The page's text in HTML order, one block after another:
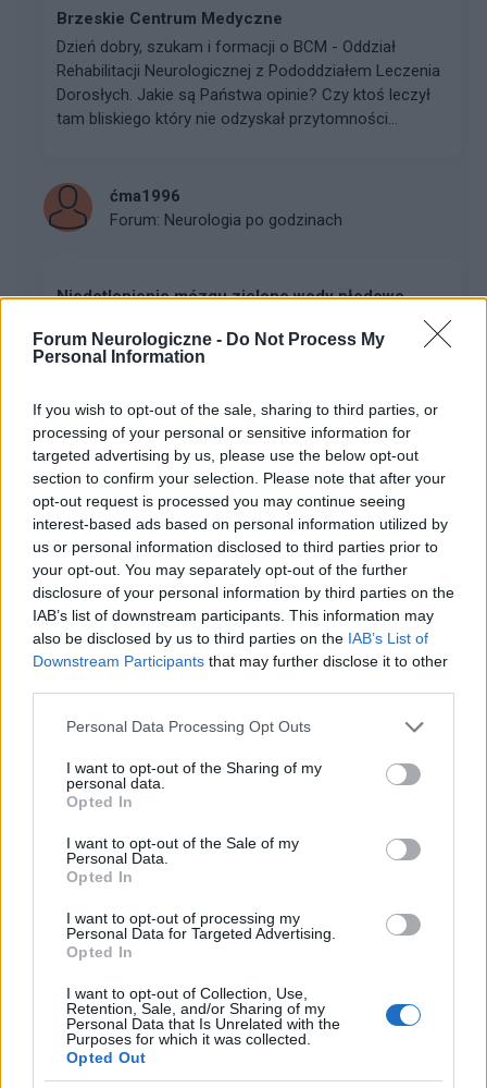
Forum Neurologiczne - Do Not Process My
Personal Information
If you wish to opt-out of the sale, sharing to third parties, or
processing of your personal or sensitive information for
targeted advertising by us, please use the below opt-out
section to confirm your selection. Please note that after your
opt-out request is processed you may continue seeing
interest-based ads based on personal information utilized by
us or personal information disclosed to third parties prior to
your opt-out. You may separately opt-out of the further
disclosure of your personal information by third parties on the
IAB’s list of downstream participants. This information may
also be disclosed by us to third parties on the IAB’s List of
Downstream Participants that may further disclose it to other
Personal Data Processing Opt Outs
I want to opt-out of the Sharing of my
personal data.
Opted In
I want to opt-out of the Sale of my
Personal Data.
Opted In
I want to opt-out of processing my
Personal Data for Targeted Advertising.
Opted In
I want to opt-out of Collection, Use,
Retention, Sale, and/or Sharing of my
Personal Data that Is Unrelated with the
Purposes for which it was collected.
Opted Out
Brzeskie Centrum Medyczne
Dzień dobry, szukam i formacji o BCM - Oddział
Rehabilitacji Neurologicznej z Pododdziałem Leczenia
Dorosłych. Jakie są Państwa opinie? Czy ktoś leczył
tam bliskiego który nie odzyskał przytomności...
ćma1996
Forum: Neurologia po godzinach
Niedotlenienie mózgu zielone wody płodowe
Cześć wszystkim, ​Zwracam się z prośbą o pomoc w
analizie mojej sytuacji medycznej oraz o doradztwo w
gość
Forum:Udary i tętniaki
Tętniak po embolizacji
Dzień dobry, tętniaka w mózgu 4mm wykryty w
październiku 2025r, po wizycie u neurochirurga
kwalifikacja na embolizacje . Przed tym nudności,
zawroty głowy przez które pobyt w szpitalu tam
wykryto tę...
gość
Forum:
Klipsowanie rozarwanego naczynia
wylewu krwi do mózgu, wywołanego pęknięciem
tętniaka. Kiedy przybyło pogotowie, byłem już
o tym...
gość